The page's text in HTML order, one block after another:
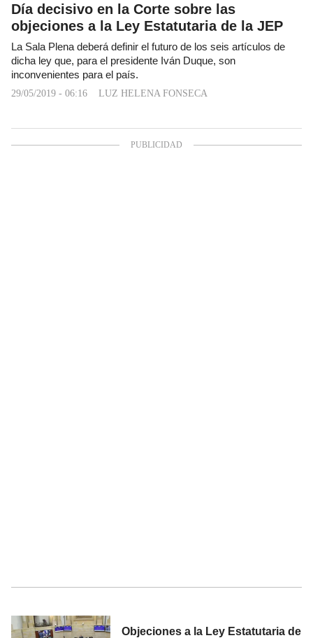
Día decisivo en la Corte sobre las
objeciones a la Ley Estatutaria de la JEP
La Sala Plena deberá definir el futuro de los seis artículos de
dicha ley que, para el presidente Iván Duque, son
inconvenientes para el país.
29/05/2019 - 06:16 LUZ HELENA FONSECA
Objeciones a la Ley Estatutaria de